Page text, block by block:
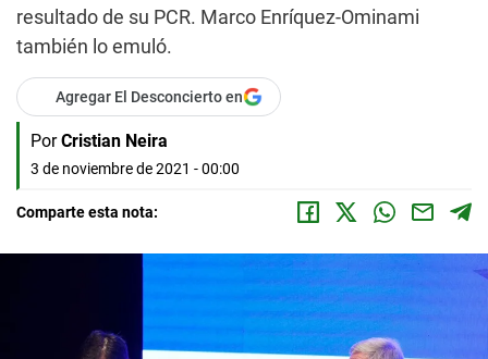
resultado de su PCR. Marco Enríquez-Ominami
también lo emuló.
Agregar El Desconcierto en
Por Cristian Neira
3 de noviembre de 2021 - 00:00
Comparte esta nota: